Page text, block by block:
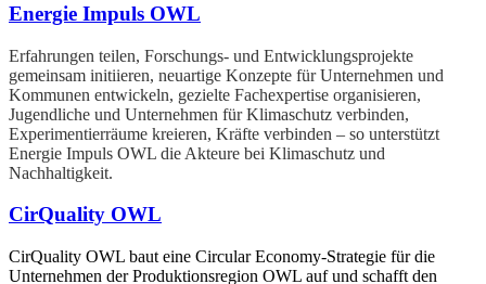
Energie Impuls OWL
Erfahrungen teilen, Forschungs- und Entwicklungsprojekte
gemeinsam initiieren, neuartige Konzepte für Unternehmen und
Kommunen entwickeln, gezielte Fachexpertise organisieren,
Jugendliche und Unternehmen für Klimaschutz verbinden,
Experimentierräume kreieren, Kräfte verbinden – so unterstützt
Energie Impuls OWL die Akteure bei Klimaschutz und
Nachhaltigkeit.
CirQuality OWL
CirQuality OWL baut eine Circular Economy-Strategie für die
Unternehmen der Produktionsregion OWL auf und schafft den